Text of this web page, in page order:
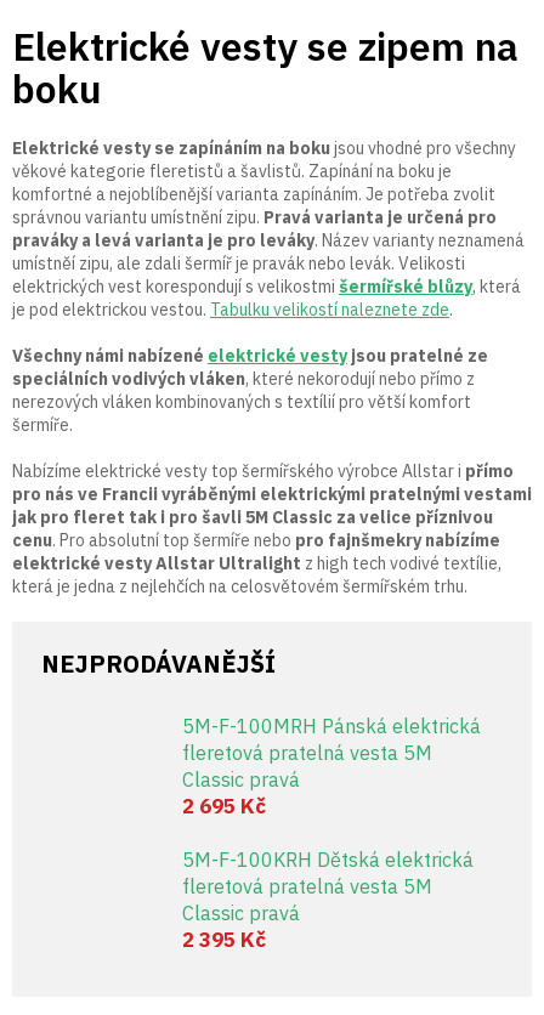
na
obsah
Elektrické vesty se zipem na
boku
Elektrické vesty se zapínáním na bokujsou vhodné pro všechny
věkové kategorie fleretistů a šavlistů. Zapínání na boku je
komfortné a nejoblíbenější varianta zapínáním. Je potřeba zvolit
správnou variantu umístnění zipu. Pravá varianta je určená pro
praváky a levá varianta je pro leváky. Název varianty neznamená
umístněí zipu, ale zdali šermíř je pravák nebo levák. Velikosti
elektrických vest korespondují s velikostmi šermířské blůzy, která
je pod elektrickou vestou. Tabulku velikostí naleznete zde.
Všechny námi nabízené elektrické vestyjsou pratelné ze
speciálních vodivých vláken, které nekorodují nebo přímo z
nerezových vláken kombinovaných s textílií pro větší komfort
šermíře.
Nabízíme elektrické vesty top šermířského výrobce Allstar i přímo
pro nás ve Francii vyráběnými elektrickými pratelnými vestami
jak pro fleret tak i pro šavli 5M Classic za velice příznivou
cenu. Pro absolutní top šermíře nebo pro fajnšmekry nabízíme
elektrické vesty Allstar Ultralight z high tech vodivé textílie,
která je jedna z nejlehčích na celosvětovém šermířském trhu.
NEJPRODÁVANĚJŠÍ
5M-F-100MRH Pánská elektrická
fleretová pratelná vesta 5M
Classic pravá
2 695 Kč
5M-F-100KRH Dětská elektrická
fleretová pratelná vesta 5M
Classic pravá
2 395 Kč